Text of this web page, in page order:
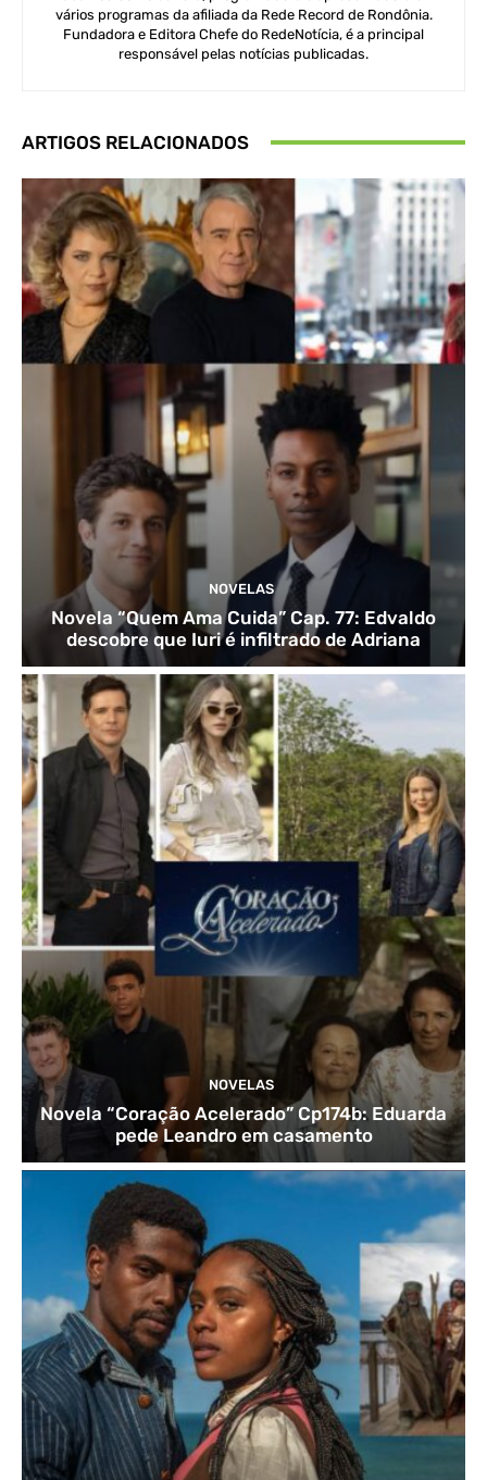
vários programas da afiliada da Rede Record de Rondônia.
Fundadora e Editora Chefe do RedeNotícia, é a principal
responsável pelas notícias publicadas.
ARTIGOS RELACIONADOS
NOVELAS
Novela “Quem Ama Cuida” Cap. 77: Edvaldo
descobre que Iuri é infiltrado de Adriana
NOVELAS
Novela “Coração Acelerado” Cp174b: Eduarda
pede Leandro em casamento